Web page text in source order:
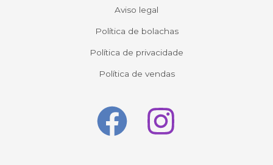
Aviso legal
Política de bolachas
Política de privacidade
Política de vendas